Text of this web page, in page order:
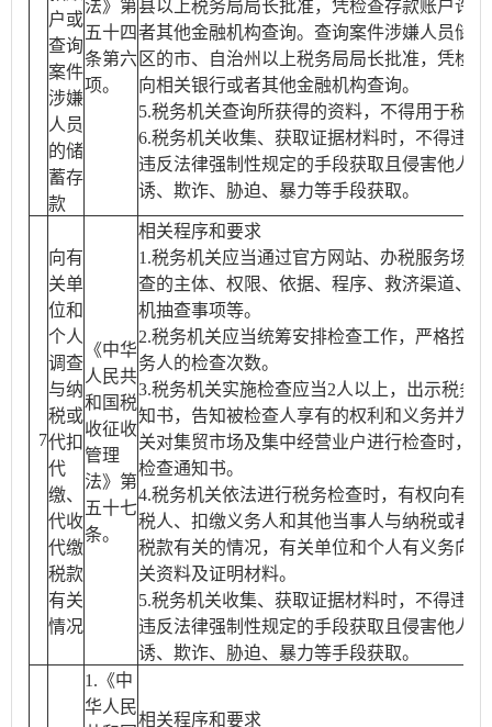
户或
查询
案件
涉嫌
人员
的储
蓄存
款
法》第
五十四
条第六
项。
县以上税务局局长批准，凭检查存款账户许
者其他金融机构查询。查询案件涉嫌人员储
区的市、自治州以上税务局局长批准，凭检
向相关银行或者其他金融机构查询。
5.税务机关查询所获得的资料，不得用于税收
6.税务机关收集、获取证据材料时，不得违反
违反法律强制性规定的手段获取且侵害他人
诱、欺诈、胁迫、暴力等手段获取。
7
向有
关单
位和
个人
调查
与纳
税或
代扣
代
缴、
代收
代缴
税款
有关
情况
《中华
人民共
和国税
收征收
管理
法》第
五十七
条。
相关程序和要求
1.税务机关应当通过官方网站、办税服务场
查的主体、权限、依据、程序、救济渠道、
机抽查事项等。
2.税务机关应当统筹安排检查工作，严格控
务人的检查次数。
3.税务机关实施检查应当2人以上，出示税务
知书，告知被检查人享有的权利和义务并为
关对集贸市场及集中经营业户进行检查时，
检查通知书。
4.税务机关依法进行税务检查时，有权向有关
税人、扣缴义务人和其他当事人与纳税或者
税款有关的情况，有关单位和个人有义务向
关资料及证明材料。
5.税务机关收集、获取证据材料时，不得违
违反法律强制性规定的手段获取且侵害他人
诱、欺诈、胁迫、暴力等手段获取。
1.《中
华人民
相关程序和要求